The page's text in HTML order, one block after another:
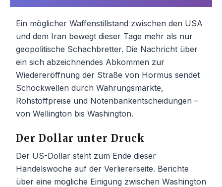
Ein möglicher Waffenstillstand zwischen den USA
und dem Iran bewegt dieser Tage mehr als nur
geopolitische Schachbretter. Die Nachricht über
ein sich abzeichnendes Abkommen zur
Wiedereröffnung der Straße von Hormus sendet
Schockwellen durch Währungsmärkte,
Rohstoffpreise und Notenbankentscheidungen –
von Wellington bis Washington.
Der Dollar unter Druck
Der US-Dollar steht zum Ende dieser
Handelswoche auf der Verliererseite. Berichte
über eine mögliche Einigung zwischen Washington